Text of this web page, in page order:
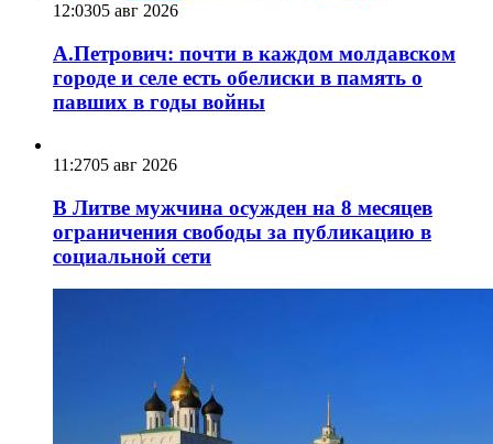
12:0305 авг 2026
А.Петрович: почти в каждом молдавском
городе и селе есть обелиски в память о
павших в годы войны
11:2705 авг 2026
В Литве мужчина осужден на 8 месяцев
ограничения свободы за публикацию в
социальной сети